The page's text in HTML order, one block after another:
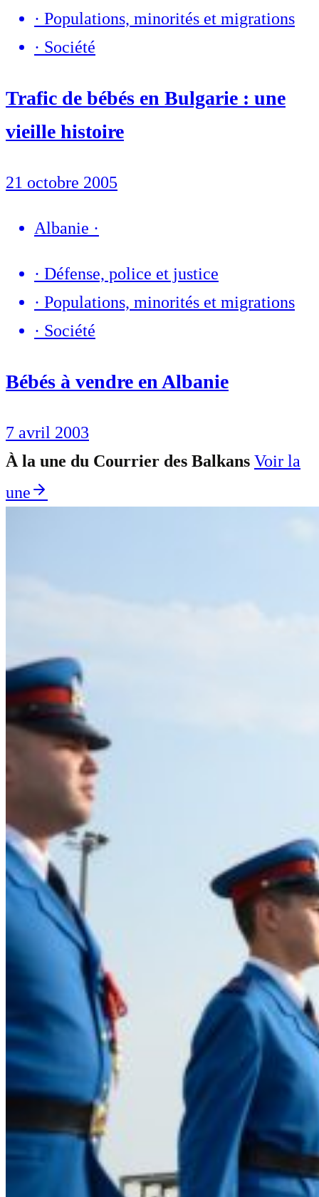
· Populations, minorités et migrations
· Société
Trafic de bébés en Bulgarie : une
vieille histoire
21 octobre 2005
Albanie ·
· Défense, police et justice
· Populations, minorités et migrations
· Société
Bébés à vendre en Albanie
7 avril 2003
À la une du Courrier des Balkans Voir la
une